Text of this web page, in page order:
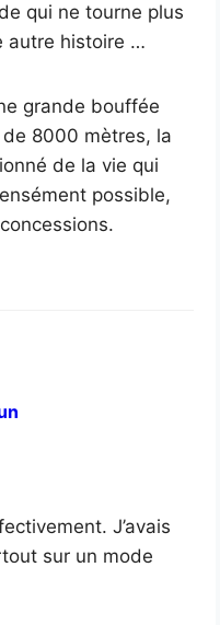
qui ne tourne plus
autre histoire …
grande bouffée
de 8000 mètres, la
de la vie qui
possible,
J’avais
sur un mode